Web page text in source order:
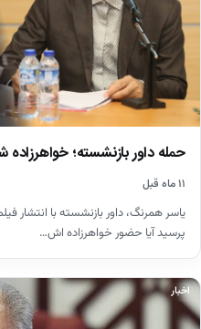
حمله داور بازنشسته؛
۱۱ ماه قبل
یاسر همرنگ، داور بازنشسته با انتشار
پرسید آیا حضور خواهرزاده اش…
اخبار